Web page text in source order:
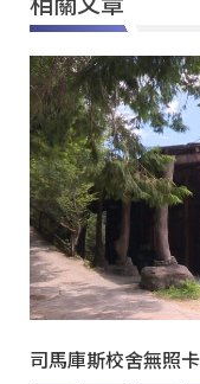
司馬庫斯校舍無照